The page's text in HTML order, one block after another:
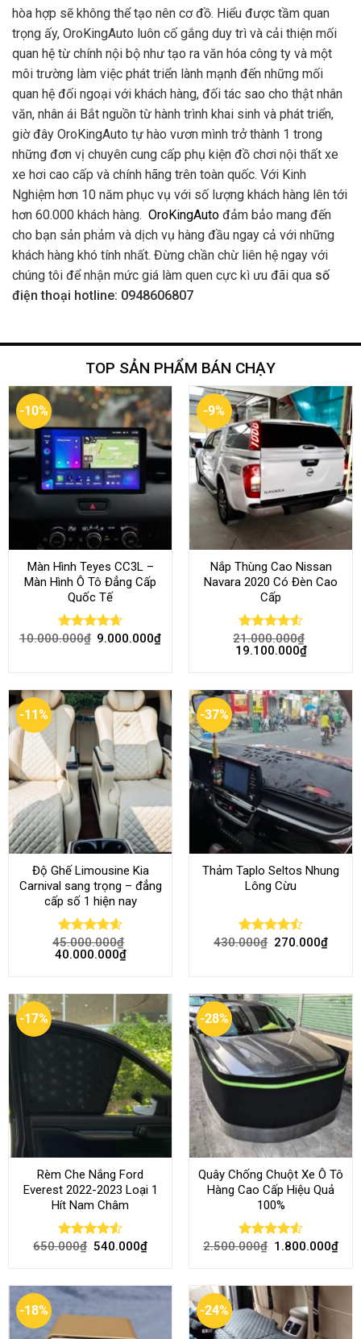
hòa hợp sẽ không thể tạo nên cơ đồ. Hiểu được tầm quan
trọng ấy, OroKingAuto luôn cố gắng duy trì và cải thiện mối
quan hệ từ chính nội bộ như tạo ra văn hóa công ty và một
môi trường làm việc phát triển lành mạnh đến những mối
quan hệ đối ngoại với khách hàng, đối tác sao cho thật nhân
văn, nhân ái Bắt nguồn từ hành trình khai sinh và phát triển,
giờ đây OroKingAuto tự hào vươn mình trở thành 1 trong
những đơn vị chuyên cung cấp phụ kiện đồ chơi nội thất xe
xe hơi cao cấp và chính hãng trên toàn quốc. Với Kinh
Nghiệm hơn 10 năm phục vụ với số lượng khách hàng lên tới
hơn 60.000 khách hàng. OroKingAuto đảm bảo mang đến
cho bạn sản phảm và dịch vụ hàng đầu ngay cả với những
khách hàng khó tính nhất. Đừng chần chừ liên hệ ngay với
chúng tôi để nhận mức giá làm quen cực kì ưu đãi qua số
điện thoại hotline: 0948606807
TOP SẢN PHẨM BÁN CHẠY
-10%
Màn Hình Teyes CC3L –
Màn Hình Ô Tô Đẳng Cấp
Quốc Tế
Rated 4.68
10.000.000₫ 9.000.000₫
-9%
Nắp Thùng Cao Nissan
Navara 2020 Có Đèn Cao
Cấp
Rated4.52
out of 5
21.000.000₫
19.100.000₫
-11%
Độ Ghế Limousine Kia
Carnival sang trọng – đẳng
cấp số 1 hiện nay
Rated4.58
out of 5
45.000.000₫
40.000.000₫
-37%
Thảm Taplo Seltos Nhung
Lông Cừu
Rated
430.000₫ 270.000₫
-17%
Rèm Che Nắng Ford
Everest 2022-2023 Loại 1
Hít Nam Châm
Rated4.51
650.000₫ 540.000₫
-28%
Quây Chống Chuột Xe Ô Tô
Hàng Cao Cấp Hiệu Quả
100%
Rated 4.51
2.500.000₫ 1.800.000₫
-18% -24%